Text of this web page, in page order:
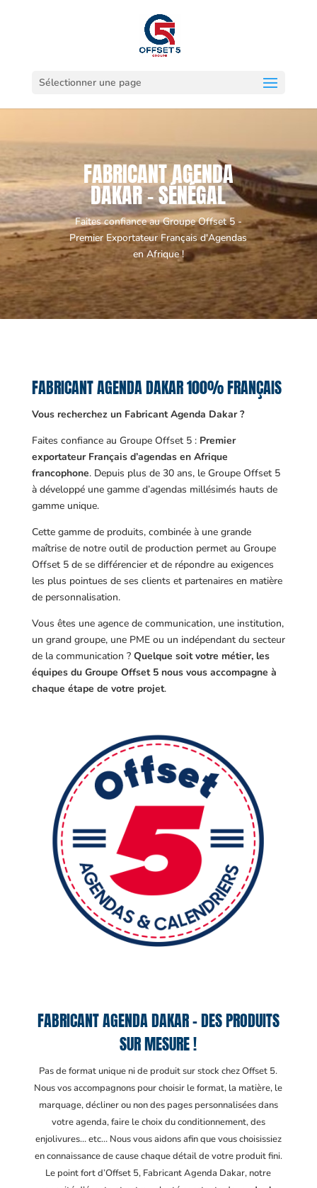
Sélectionner une page
FABRICANT AGENDA
DAKAR - SÉNÉGAL
Faites confiance au Groupe Offset 5 -
Premier Exportateur Français d'Agendas
en Afrique !
FABRICANT AGENDA DAKAR 100% FRANÇAIS
Vous recherchez un Fabricant Agenda Dakar ?
Faites confiance au Groupe Offset 5 : Premier
exportateur Français d’agendas en Afrique
francophone. Depuis plus de 30 ans, le Groupe Offset 5
à développé une gamme d’agendas millésimés hauts de
gamme unique.
Cette gamme de produits, combinée à une grande
maîtrise de notre outil de production permet au Groupe
Offset 5 de se différencier et de répondre au exigences
les plus pointues de ses clients et partenaires en matière
de personnalisation.
Vous êtes une agence de communication, une institution,
un grand groupe, une PME ou un indépendant du secteur
de la communication ? Quelque soit votre métier, les
équipes du Groupe Offset 5 nous vous accompagne à
chaque étape de votre projet.
FABRICANT AGENDA DAKAR – DES PRODUITS
SUR MESURE !
Pas de format unique ni de produit sur stock chez Offset 5.
Nous vos accompagnons pour choisir le format, la matière, le
marquage, décliner ou non des pages personnalisées dans
votre agenda, faire le choix du conditionnement, des
enjolivures… etc… Nous vous aidons afin que vous choisissiez
en connaissance de cause chaque détail de votre produit fini.
Le point fort d’Offset 5, Fabricant Agenda Dakar, notre